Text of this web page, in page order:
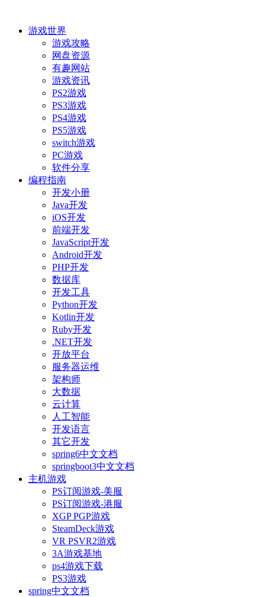
游戏世界
游戏攻略
网盘资源
有趣网站
游戏资讯
PS2游戏
PS3游戏
PS4游戏
PS5游戏
switch游戏
PC游戏
软件分享
编程指南
开发小册
Java开发
iOS开发
前端开发
JavaScript开发
Android开发
PHP开发
数据库
开发工具
Python开发
Kotlin开发
Ruby开发
.NET开发
开放平台
服务器运维
架构师
大数据
云计算
人工智能
开发语言
其它开发
spring6中文文档
springboot3中文文档
主机游戏
PS订阅游戏-美服
PS订阅游戏-港服
XGP PGP游戏
SteamDeck游戏
VR PSVR2游戏
3A游戏基地
ps4游戏下载
PS3游戏
spring中文文档